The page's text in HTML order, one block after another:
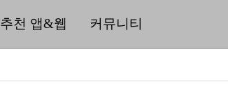
추천 앱&웹 커뮤니티